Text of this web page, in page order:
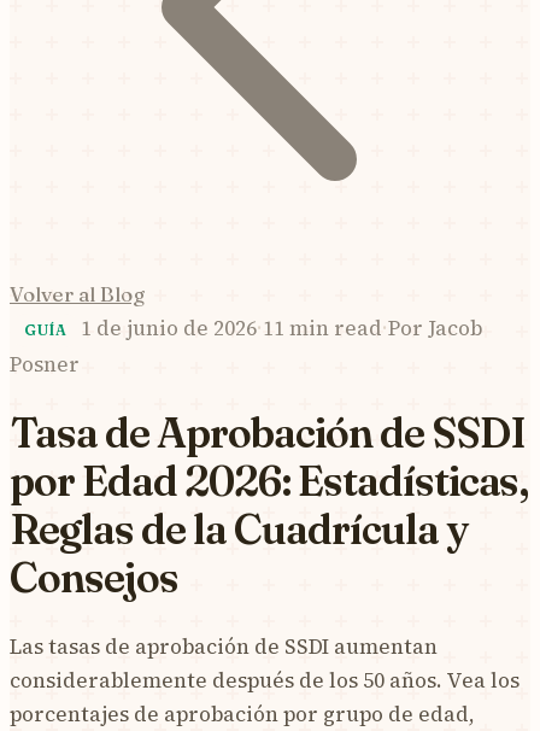
Volver al Blog
GUÍA 1 de junio de 2026·11 min read·Por Jacob
Posner
Tasa de Aprobación de SSDI
por Edad 2026: Estadísticas,
Reglas de la Cuadrícula y
Consejos
Las tasas de aprobación de SSDI aumentan
considerablemente después de los 50 años. Vea los
porcentajes de aprobación por grupo de edad,